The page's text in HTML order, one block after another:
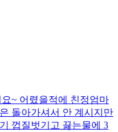
~ 어렸을적에 친정엄마
돌아가셔서 안 계시지만
껍질벗기고 끓는물에 3